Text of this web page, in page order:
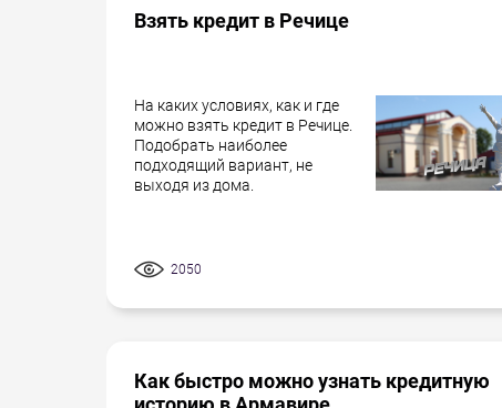
Взять кредит в Речице
На каких условиях, как и где
можно взять кредит в Речице.
Подобрать наиболее
подходящий вариант, не
выходя из дома.
2050
Как быстро можно узнать кредитную